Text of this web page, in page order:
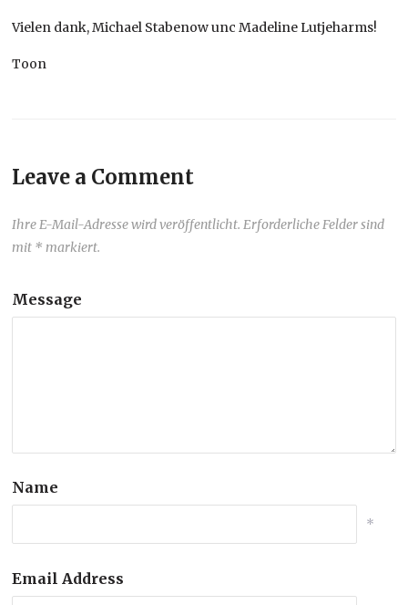
Vielen dank, Michael Stabenow unc Madeline Lutjeharms!
Toon
Leave a Comment
Ihre E-Mail-Adresse wird veröffentlicht. Erforderliche Felder sind
mit * markiert.
Message
Name
*
Email Address